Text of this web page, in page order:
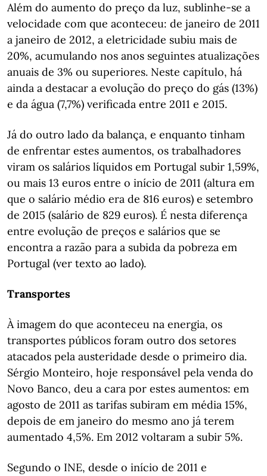
Além do aumento do preço da luz, sublinhe-se a
velocidade com que aconteceu: de janeiro de 2011
a janeiro de 2012, a eletricidade subiu mais de
20%, acumulando nos anos seguintes atualizações
anuais de 3% ou superiores. Neste capítulo, há
ainda a destacar a evolução do preço do gás (13%)
e da água (7,7%) verificada entre 2011 e 2015.
Já do outro lado da balança, e enquanto tinham
de enfrentar estes aumentos, os trabalhadores
viram os salários líquidos em Portugal subir 1,59%,
ou mais 13 euros entre o início de 2011 (altura em
que o salário médio era de 816 euros) e setembro
de 2015 (salário de 829 euros). É nesta diferença
entre evolução de preços e salários que se
encontra a razão para a subida da pobreza em
Portugal (ver texto ao lado).
Transportes
À imagem do que aconteceu na energia, os
transportes públicos foram outro dos setores
atacados pela austeridade desde o primeiro dia.
Sérgio Monteiro, hoje responsável pela venda do
Novo Banco, deu a cara por estes aumentos: em
agosto de 2011 as tarifas subiram em média 15%,
depois de em janeiro do mesmo ano já terem
aumentado 4,5%. Em 2012 voltaram a subir 5%.
Segundo o INE, desde o início de 2011 e